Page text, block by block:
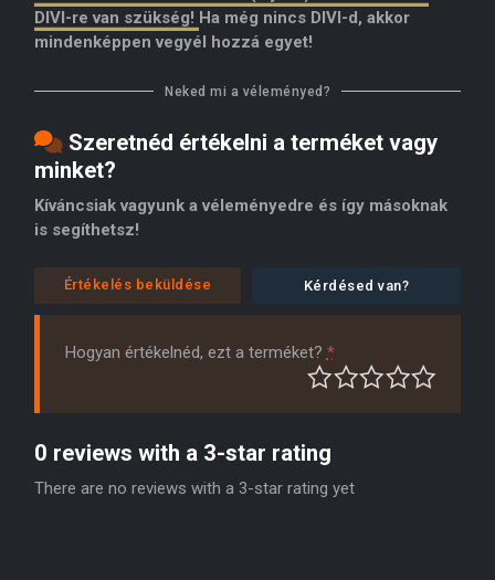
DIVI-re van szükség! Ha még nincs DIVI-d, akkor
mindenképpen vegyél hozzá egyet!
Neked mi a véleményed?
Szeretnéd értékelni a terméket vagy
minket?
Kíváncsiak vagyunk a véleményedre és így másoknak
is segíthetsz!
Értékelés beküldése Kérdésed van?
Hogyan értékelnéd, ezt a terméket? *
0 reviews with a 3-star rating
There are no reviews with a 3-star rating yet